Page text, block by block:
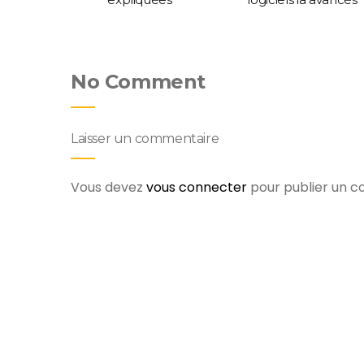
No Comment
Laisser un commentaire
Vous devez vous connecter pour publier un